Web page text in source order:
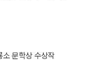
문학상 수상작